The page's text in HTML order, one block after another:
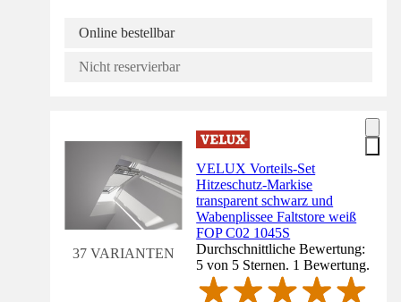
Online bestellbar
Nicht reservierbar
37 VARIANTEN
VELUX Vorteils-Set
Hitzeschutz-Markise
transparent schwarz und
Wabenplissee Faltstore weiß
FOP C02 1045S
Durchschnittliche Bewertung:
5 von 5 Sternen. 1 Bewertung.